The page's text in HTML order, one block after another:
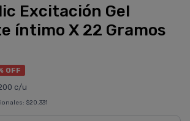
Excitación Gel
í­ntimo X 22 Gramos
OFF
c/u
$20.331